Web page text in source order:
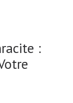
: